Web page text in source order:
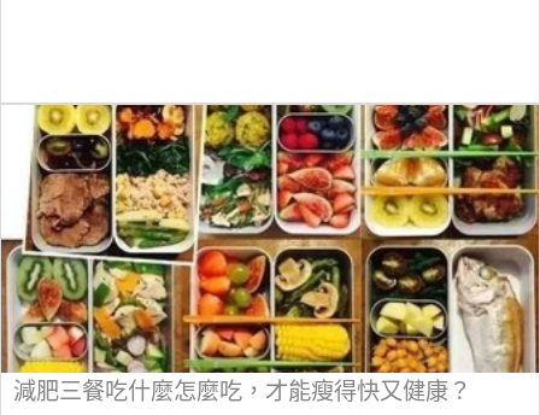
減肥三餐吃什麼怎麼吃，才能瘦得快又健康？